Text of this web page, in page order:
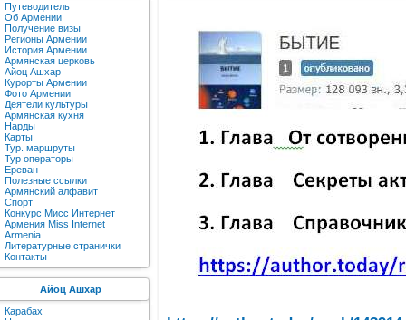
Путеводитель
Об Армении
Получение визы
Регионы Армении
История Армении
Армянская церковь
Айоц Ашхар
Курорты Армении
Фото Армении
Деятели культуры
Армянская кухня
Нарды
Карты
Тур. маршруты
Тур операторы
Ереван
Полезные ссылки
Армянский алфавит
Спорт
Конкурс Мисс Интернет
Армения Miss Internet
Armenia
Литературные странички
Контакты
Айоц Ашхар
Карабах